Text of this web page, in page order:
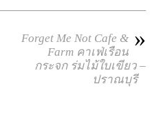
»
Forget Me Not Cafe &
Farm คาเฟ่เรือน
กระจก ร่มไม้ใบเขียว –
ปราณบุรี